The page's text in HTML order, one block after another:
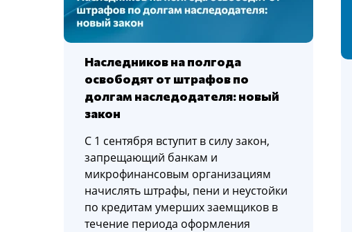
Наследников на полгода
освободят от штрафов по
долгам наследодателя: новый
закон
С 1 сентября вступит в силу закон,
запрещающий банкам и
микрофинансовым организациям
начислять штрафы, пени и неустойки
по кредитам умерших заемщиков в
течение периода оформления